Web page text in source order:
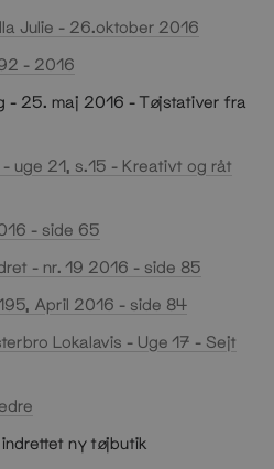
Julie - 26.oktober 2016
- 2016
- 25. maj 2016 - Tøjstativer fra
uge 21, s.15 - Kreativt og råt
- side 65
- nr. 19 2016 - side 85
April 2016 - side 84
Lokalavis - Uge 17 - Sejt
ny tøjbutik